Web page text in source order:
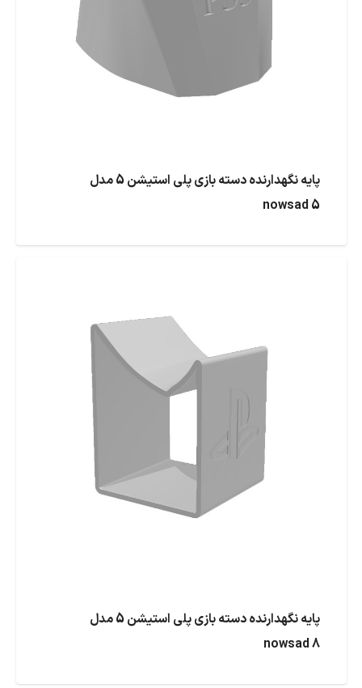
پایه نگهدارنده دسته بازی پلی استیشن 5 مدل
nowsad 5
پایه نگهدارنده دسته بازی پلی استیشن 5 مدل
nowsad 8